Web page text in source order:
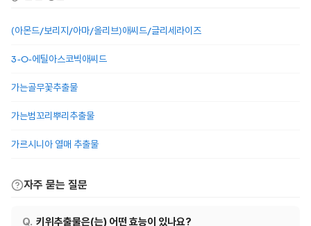
(아몬드/보리지/아마/올리브)애씨드/글리세라이즈
3-O-에틸아스코빅애씨드
가는골무꽃추출물
가는범꼬리뿌리추출물
가르시니아 열매 추출물
자주 묻는 질문
키위추출물은(는) 어떤 효능이 있나요?